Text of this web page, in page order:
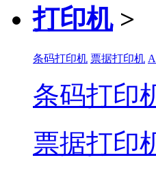
打印机 >
条码打印机 票据打印机
条码打印
票据打印